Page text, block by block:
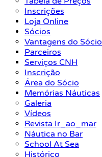
Inscrições
Loja Online
Sócios
Vantagens do Sócio
Parceiros
Serviços CNH
Inscrição
Área do Sócio
Memórias Náuticas
Galeria
Vídeos
Revista Ir_ao_mar
Náutica no Bar
School At Sea
Histórico